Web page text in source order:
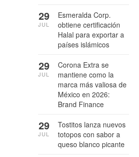
Esmeralda Corp.
obtiene certificación
Halal para exportar a
países islámicos
29
JUL
Corona Extra se
mantiene como la
marca más valiosa de
México en 2026:
Brand Finance
29
JUL
Tostitos lanza nuevos
totopos con sabor a
queso blanco picante
29
JUL